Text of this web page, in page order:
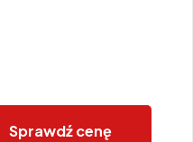
Sprawdź cenę